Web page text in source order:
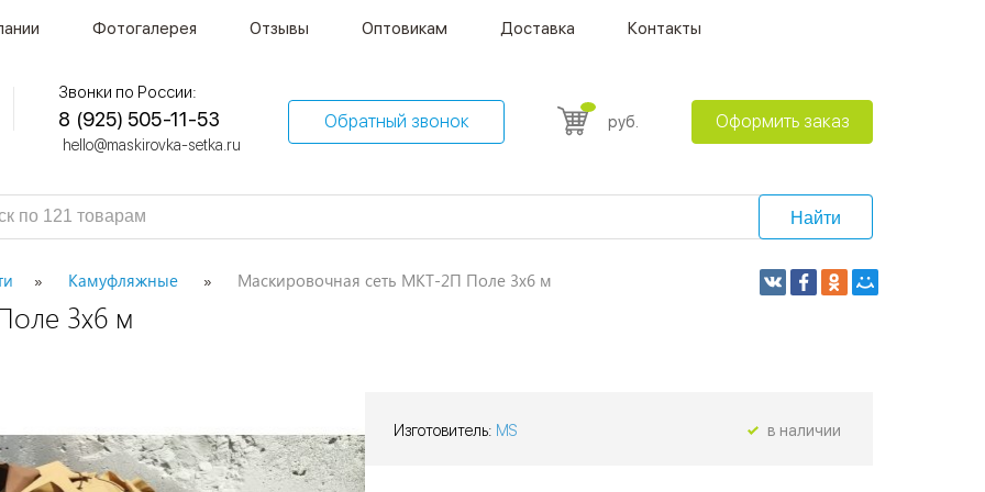
Фотогалерея Отзывы Оптовикам Доставка Контакты
Звонки по России:
8 (925) 505-11-53
hello@maskirovka-setka.ru
Обратный звонок руб. Оформить заказ
Найти
Камуфляжные Маскировочная сеть МКТ-2П Поле 3х6 м
3х6 м
Изготовитель: MS в наличии